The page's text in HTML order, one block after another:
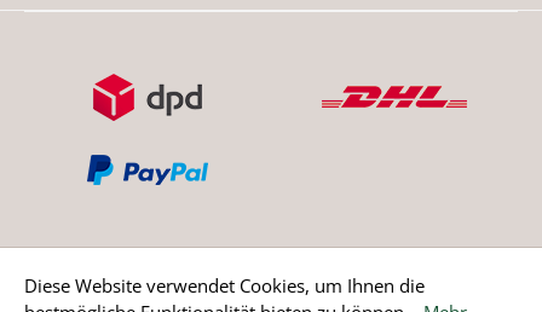
Diese Website verwendet Cookies, um Ihnen die